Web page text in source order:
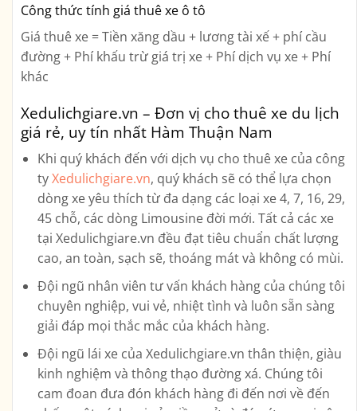
Công thức tính giá thuê xe ô tô
Giá thuê xe = Tiền xăng dầu + lương tài xế + phí cầu
đường + Phí khấu trừ giá trị xe + Phí dịch vụ xe + Phí
khác
Xedulichgiare.vn – Đơn vị cho thuê xe du lịch
giá rẻ, uy tín nhất Hàm Thuận Nam
Khi quý khách đến với dịch vụ cho thuê xe của công
tyXedulichgiare.vn, quý khách sẽ có thể lựa chọn
dòng xe yêu thích từ đa dạng các loại xe4, 7, 16, 29,
45 chỗ, các dòng Limousine đời mới. Tất cả các xe
tại Xedulichgiare.vn đều đạt tiêu chuẩn chất lượng
cao, an toàn, sạch sẽ, thoáng mát và không có mùi.
Đội ngũ nhân viên tư vấn khách hàng của chúng tôi
chuyên nghiệp, vui vẻ, nhiệt tình và luôn sẵn sàng
giải đáp mọi thắc mắc của khách hàng.
Đội ngũ lái xe của Xedulichgiare.vn thân thiện, giàu
kinh nghiệm và thông thạo đường xá. Chúng tôi
cam đoan đưa đón khách hàng đi đến nơi về đến